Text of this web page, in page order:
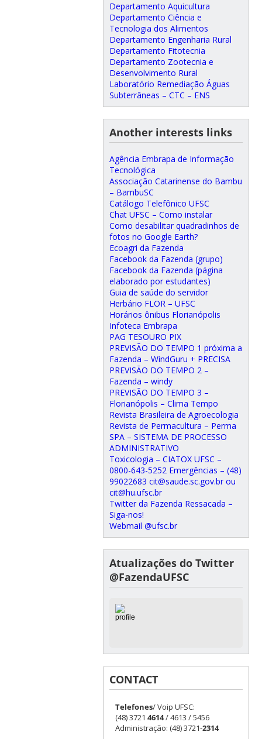
Departamento Aquicultura
Departamento Ciência e
Tecnologia dos Alimentos
Departamento Engenharia Rural
Departamento Fitotecnia
Departamento Zootecnia e
Desenvolvimento Rural
Laboratório Remediação Águas
Subterrâneas – CTC – ENS
Another interests links
Agência Embrapa de Informação
Tecnológica
Associação Catarinense do Bambu
– BambuSC
Catálogo Telefônico UFSC
Chat UFSC – Como instalar
Como desabilitar quadradinhos de
fotos no Google Earth?
Ecoagri da Fazenda
Facebook da Fazenda (grupo)
Facebook da Fazenda (página
elaborado por estudantes)
Guia de saúde do servidor
Herbário FLOR – UFSC
Horários ônibus Florianópolis
Infoteca Embrapa
PAG TESOURO PIX
PREVISÃO DO TEMPO 1 próxima a
Fazenda – WindGuru + PRECISA
PREVISÃO DO TEMPO 2 –
Fazenda – windy
PREVISÃO DO TEMPO 3 –
Florianópolis – Clima Tempo
Revista Brasileira de Agroecologia
Revista de Permacultura – Perma
SPA – SISTEMA DE PROCESSO
ADMINISTRATIVO
Toxicologia – CIATOX UFSC –
0800-643-5252 Emergências – (48)
99022683 cit@saude.sc.gov.br ou
cit@hu.ufsc.br
Twitter da Fazenda Ressacada –
Siga-nos!
Webmail @ufsc.br
Atualizações do Twitter
@FazendaUFSC
CONTACT
Telefones/ Voip UFSC:
(48) 3721 4614/ 4613 / 5456
Administração: (48) 3721-2314